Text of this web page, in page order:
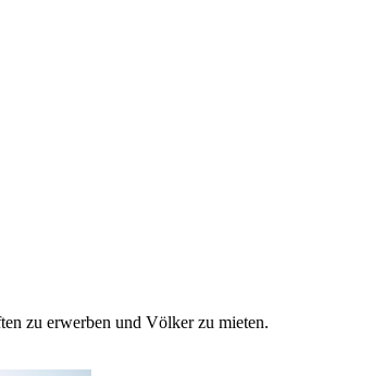
zu erwerben und Völker zu mieten.